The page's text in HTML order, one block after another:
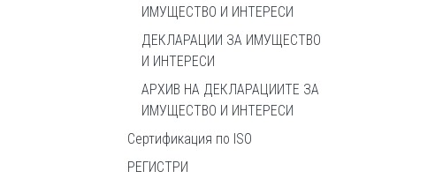
ИМУЩЕСТВО И ИНТЕРЕСИ
ДЕКЛАРАЦИИ ЗА ИМУЩЕСТВО
И ИНТЕРЕСИ
АРХИВ НА ДЕКЛАРАЦИИТЕ ЗА
ИМУЩЕСТВО И ИНТЕРЕСИ
Сертификация по ISO
РЕГИСТРИ